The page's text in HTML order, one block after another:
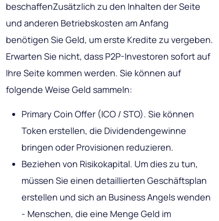
beschaffenZusätzlich zu den Inhalten der Seite
und anderen Betriebskosten am Anfang
benötigen Sie Geld, um erste Kredite zu vergeben.
Erwarten Sie nicht, dass P2P-Investoren sofort auf
Ihre Seite kommen werden. Sie können auf
folgende Weise Geld sammeln:
Primary Coin Offer (ICO / STO). Sie können
Token erstellen, die Dividendengewinne
bringen oder Provisionen reduzieren.
Beziehen von Risikokapital. Um dies zu tun,
müssen Sie einen detaillierten Geschäftsplan
erstellen und sich an Business Angels wenden
- Menschen, die eine Menge Geld im